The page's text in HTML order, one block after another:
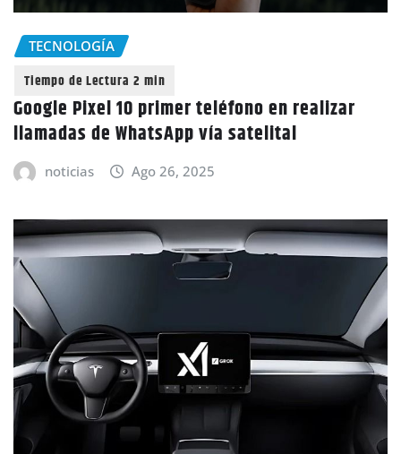
TECNOLOGÍA
Google Pixel 10 primer teléfono en realizar
llamadas de WhatsApp vía satelital
noticias Ago 26, 2025